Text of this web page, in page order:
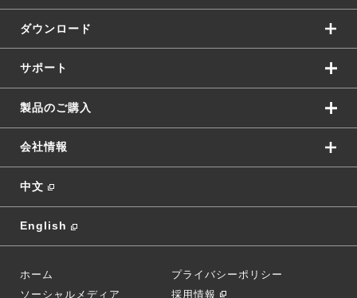
ダウンロード
サポート
製品のご購入
会社情報
中文
English
ホーム
プライバシーポリシー
ソーシャルメディア
採用情報